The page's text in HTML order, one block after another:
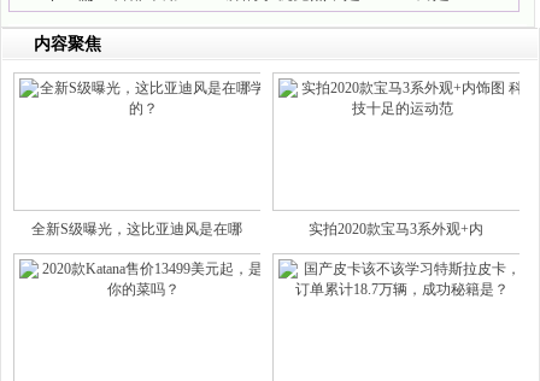
内容聚焦
全新S级曝光，这比亚迪风是在哪 实拍2020款宝马3系外观+内